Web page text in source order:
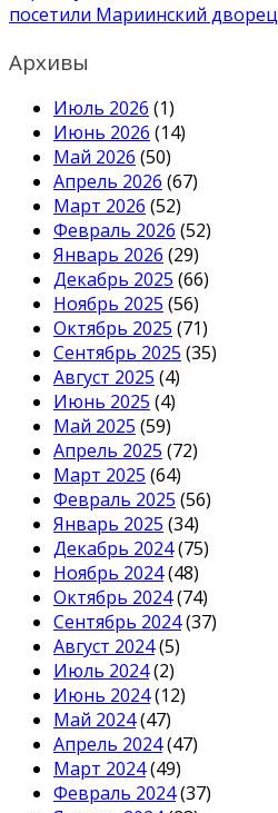
посетили Мариинский дворец
Архивы
Июль 2026 (1)
Июнь 2026 (14)
Май 2026 (50)
Апрель 2026 (67)
Март 2026 (52)
Февраль 2026 (52)
Январь 2026 (29)
Декабрь 2025 (66)
Ноябрь 2025 (56)
Октябрь 2025 (71)
Сентябрь 2025 (35)
Август 2025 (4)
Июнь 2025 (4)
Май 2025 (59)
Апрель 2025 (72)
Март 2025 (64)
Февраль 2025 (56)
Январь 2025 (34)
Декабрь 2024(75)
Ноябрь 2024(48)
Октябрь 2024(74)
Сентябрь 2024(37)
Август 2024(5)
Июль 2024(2)
Июнь 2024(12)
Май 2024(47)
Апрель 2024(47)
Март 2024(49)
Февраль 2024(37)